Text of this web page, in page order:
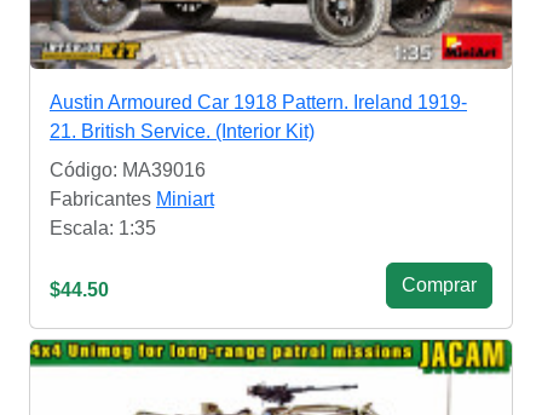
Austin Armoured Car 1918 Pattern. Ireland 1919-
21. British Service. (Interior Kit)
Código: MA39016
Fabricantes Miniart
Escala: 1:35
$44.50 Сomprar